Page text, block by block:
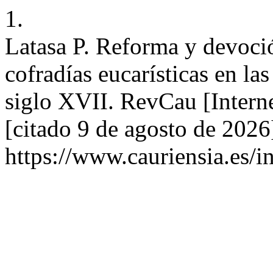
1.
Latasa P. Reforma y
cofradías eucarísticas en
siglo XVII. RevCau
[citado 9 de agosto de
https://www.cauriensia.es/